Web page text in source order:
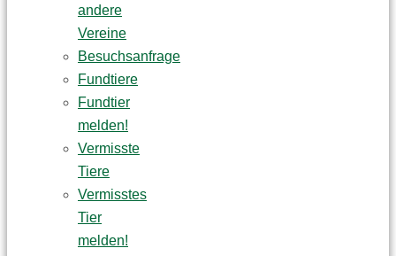
andere
Vereine
Besuchsanfrage
Fundtiere
Fundtier
melden!
Vermisste
Tiere
Vermisstes
Tier
melden!